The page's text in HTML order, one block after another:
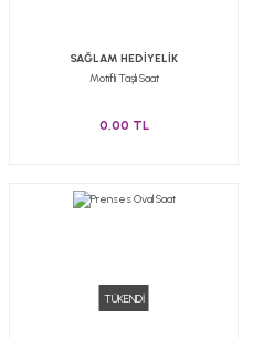
SAĞLAM HEDİYELİK
Motifli Taşlı Saat
0,00 TL
TÜKENDİ